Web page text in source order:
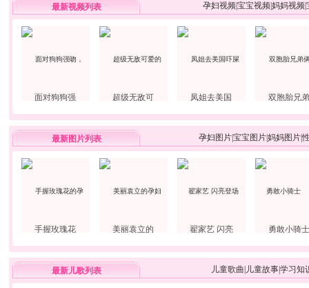
最新视频列表 孕妇视频宝宝视频妈妈视频
面对狗狗强 超级无敌可 凤姐去美国 双胞胎兄弟
最新图片列表 孕妇图片宝宝图片妈妈图片
手握玫瑰花 美丽袁立的 翟家艺 闪亮 勇敢小骑士
最新儿歌列表 儿童歌曲 儿童故事学习知